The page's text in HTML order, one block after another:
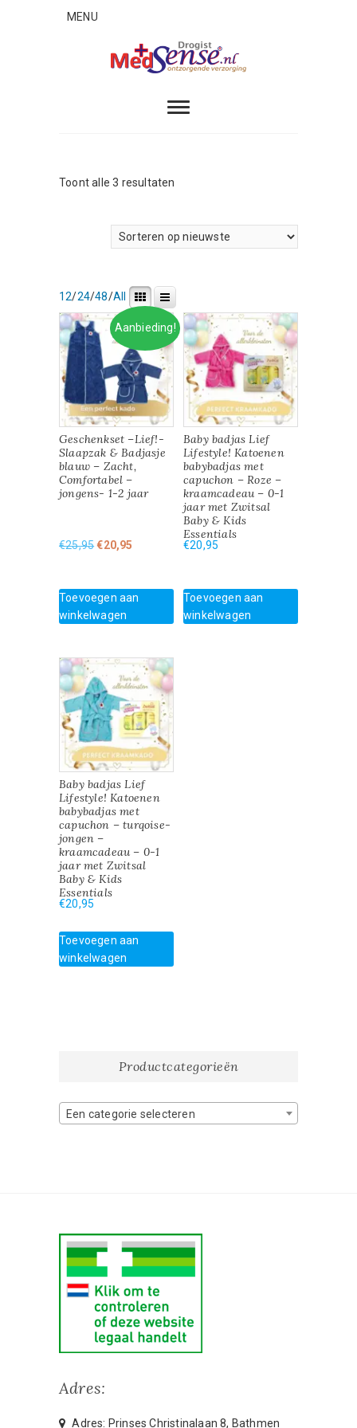
MENU
Toont alle 3 resultaten
12/24/48/All
Aanbieding!
Geschenkset –Lief!-
Slaapzak & Badjasje
blauw – Zacht,
Comfortabel –
jongens- 1-2 jaar
€25,95Oorspronkelijke
€25,95.
€20,95
€20,95.
Toevoegen aan
winkelwagen
Baby badjas Lief
Lifestyle! Katoenen
babybadjas met
capuchon – Roze –
kraamcadeau – 0-1
jaar met Zwitsal
Baby & Kids
Essentials
€20,95
Toevoegen aan
winkelwagen
Baby badjas Lief
Lifestyle! Katoenen
babybadjas met
capuchon – turqoise-
jongen –
kraamcadeau – 0-1
jaar met Zwitsal
Baby & Kids
Essentials
€20,95
Toevoegen aan
winkelwagen
Productcategorieën
Een categorie selecteren
Adres:
Adres: Prinses Christinalaan 8, Bathmen